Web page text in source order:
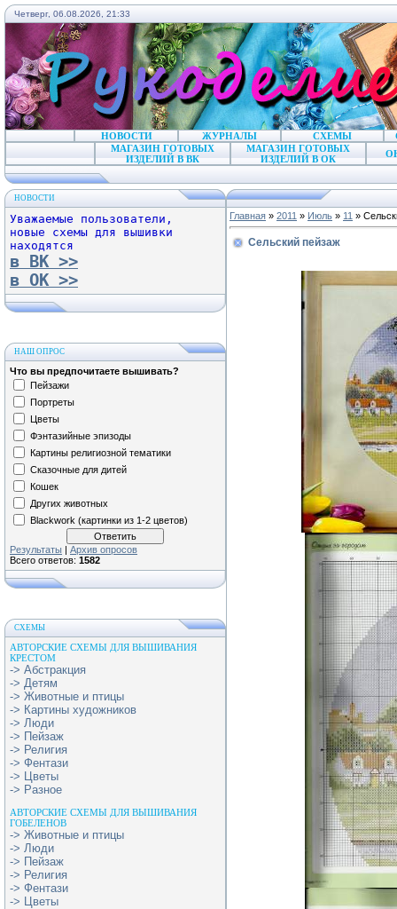
Четверг, 06.08.2026, 21:33
НОВОСТИ ЖУРНАЛЫ СХЕМЫ
МАГАЗИН ГОТОВЫХ
ИЗДЕЛИЙ В ВК
МАГАЗИН ГОТОВЫХ
ИЗДЕЛИЙ В ОК
НОВОСТИ
Уважаемые пользователи,
новые схемы для вышивки
находятся
в ВК >>
в ОК >>
НАШ ОПРОС
Что вы предпочитаете вышивать?
Пейзажи
Портреты
Цветы
Фэнтазийные эпизоды
Картины религиозной тематики
Сказочные для дитей
Кошек
Других животных
Blackwork (картинки из 1-2 цветов)
Результаты | Архив опросов
Всего ответов: 1582
СХЕМЫ
АВТОРСКИЕ СХЕМЫ ДЛЯ ВЫШИВАНИЯ
КРЕСТОМ
-> Абстракция
-> Детям
-> Животные и птицы
-> Картины художников
-> Люди
-> Пейзаж
-> Религия
-> Фентази
-> Цветы
-> Разное
АВТОРСКИЕ СХЕМЫ ДЛЯ ВЫШИВАНИЯ
ГОБЕЛЕНОВ
-> Животные и птицы
-> Люди
-> Пейзаж
-> Религия
-> Фентази
-> Цветы
Главная » 2011 » Июль » 11 »
Сельский пейзаж